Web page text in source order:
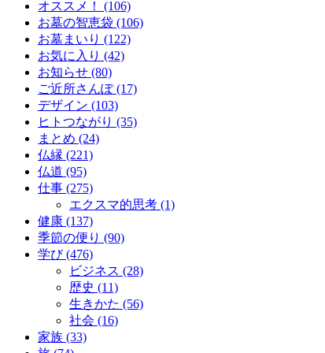
オススメ！ (106)
お墓の智恵袋 (106)
お墓まいり (122)
お気に入り (42)
お知らせ (80)
ご近所さんぽ (17)
デザイン (103)
ヒトつながり (35)
まとめ (24)
仏縁 (221)
仏道 (95)
仕事 (275)
エクスマ的思考 (1)
健康 (137)
季節の便り (90)
学び (476)
ビジネス (28)
歴史 (11)
生きかた (56)
社会 (16)
家族 (33)